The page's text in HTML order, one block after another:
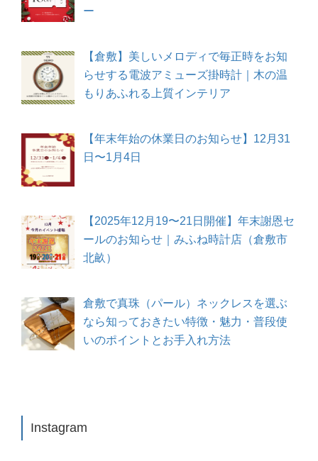
ー
【倉敷】美しいメロディで毎正時をお知
らせする電波アミューズ掛時計｜木の温
もりあふれる上質インテリア
【年末年始の休業日のお知らせ】12月31
日〜1月4日
【2025年12月19〜21日開催】年末謝恩セ
ールのお知らせ｜みふね時計店（倉敷市
北畝）
倉敷で真珠（パール）ネックレスを選ぶ
なら知っておきたい特徴・魅力・普段使
いのポイントとお手入れ方法
Instagram